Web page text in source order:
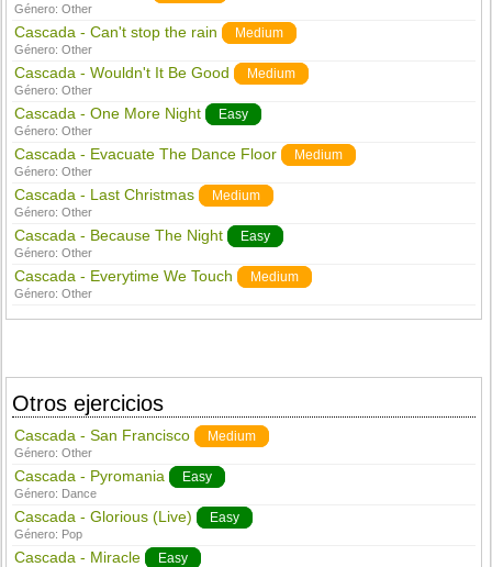
Género:Other
Cascada - Can't stop the rain Medium
Género:Other
Cascada - Wouldn't It Be Good Medium
Género:Other
Cascada - One More Night Easy
Género:Other
Cascada - Evacuate The Dance Floor Medium
Género:Other
Cascada - Last Christmas Medium
Género:Other
Cascada - Because The Night Easy
Género:Other
Cascada - Everytime We Touch Medium
Género:Other
Otros ejercicios
Cascada - San Francisco Medium
Género:Other
Cascada - Pyromania Easy
Género: Dance
Cascada - Glorious (Live) Easy
Género: Pop
Cascada - Miracle Easy